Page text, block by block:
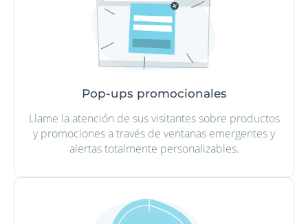
Pop-ups promocionales
Llame la atención de sus visitantes sobre productos
y promociones a través de ventanas emergentes y
alertas totalmente personalizables.